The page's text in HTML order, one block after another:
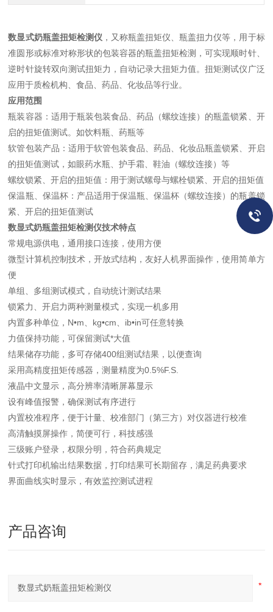
数显式奶瓶盖扭矩检测仪，又称瓶盖扭矩仪、瓶盖扭力仪等，用于标
准圆形或标准对称形状的包装容器的瓶盖扭矩检测，可实现顺时针、
逆时针旋转双向测试扭矩力，自动记录大扭矩力值。扭矩测试仪广泛
应用于质检机构、食品、药品、化妆品等行业。
应用范围
瓶装容器：适用于瓶装包装食品、药品（螺纹连接）的瓶盖锁紧、开
启的扭矩值测试。如饮料瓶、药瓶等
软管包装产品：适用于软管包装食品、药品、化妆品瓶盖锁紧、开启
的扭矩值测试，如眼药水瓶、护手霜、鞋油（螺纹连接）等
螺纹锁紧、开启的扭矩值：用于测试螺母与螺栓锁紧、开启的扭矩值
保温瓶、保温杯：产品适用于保温瓶、保温杯（螺纹连接）的瓶盖锁
紧、开启的扭矩值测试
数显式奶瓶盖扭矩检测仪技术特点
常规电源供电，通用接口连接，使用方便
微型计算机控制技术，开放式结构，友好人机界面操作，使用简单方
便
单组、多组测试模式，自动统计测试结果
锁紧力、开启力两种测量模式，实现一机多用
内置多种单位，N•m、kg•cm、ib•in可任意转换
力值保持功能，可保留测试*大值
结果储存功能，多可存储400组测试结果，以便查询
采用高精度扭矩传感器，测量精度为0.5%F.S.
液晶中文显示，高分辨率清晰屏幕显示
设有峰值报警，确保测试有序进行
内置校准程序，便于计量、校准部门（第三方）对仪器进行校准
高清触摸屏操作，简便可行，科技感强
三级账户登录，权限分明，符合药典规定
针式打印机输出结果数据，打印结果可长期留存，满足药典要求
界面曲线实时显示，有效监控测试进程
产品咨询